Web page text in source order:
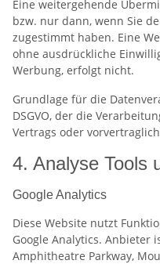
Eine weitergehende
bzw. nur dann, wenn Sie
zugestimmt haben. Eine
ohne ausdrückliche
Werbung, erfolgt nicht.
Grundlage für die
DSGVO, der die
Vertrags oder
4. Analyse Tools
Google Analytics
Diese Website nutzt
Google Analytics. Anbieter
Amphitheatre Parkway,